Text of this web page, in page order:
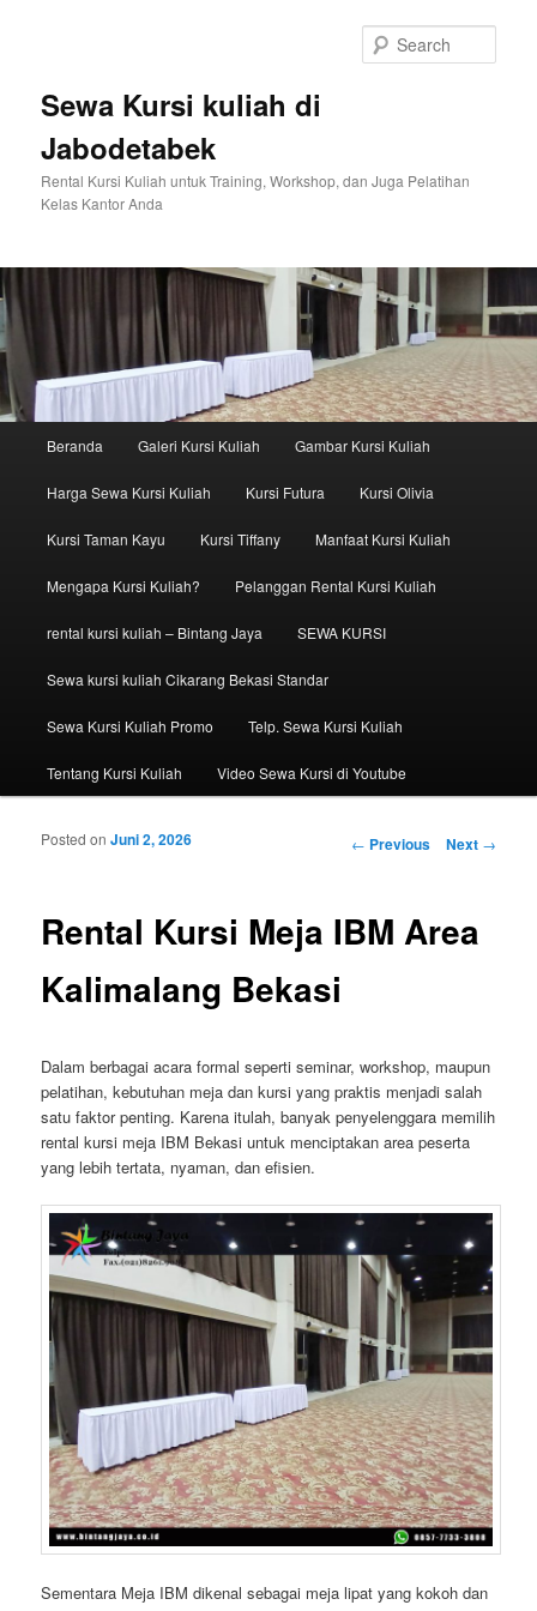
Sewa Kursi kuliah di
Jabodetabek
Rental Kursi Kuliah untuk Training, Workshop, dan Juga Pelatihan
Kelas Kantor Anda
Skip to primary content
Skip to secondary content
Beranda Galeri Kursi Kuliah Gambar Kursi Kuliah
Harga Sewa Kursi Kuliah Kursi Futura Kursi Olivia
Kursi Taman Kayu Kursi Tiffany Manfaat Kursi Kuliah
Mengapa Kursi Kuliah? Pelanggan Rental Kursi Kuliah
rental kursi kuliah – Bintang Jaya SEWA KURSI
Sewa kursi kuliah Cikarang Bekasi Standar
Sewa Kursi Kuliah Promo Telp. Sewa Kursi Kuliah
Tentang Kursi Kuliah Video Sewa Kursi di Youtube
Post navigation
← Previous Next →
Rental Kursi Meja IBM Area
Kalimalang Bekasi
Posted onJuni 2, 2026
Dalam berbagai acara formal seperti seminar, workshop, maupun
pelatihan, kebutuhan meja dan kursi yang praktis menjadi salah
satu faktor penting. Karena itulah, banyak penyelenggara memilih
rental kursi meja IBM Bekasi untuk menciptakan area peserta
yang lebih tertata, nyaman, dan efisien.
Sementara Meja IBM dikenal sebagai meja lipat yang kokoh dan